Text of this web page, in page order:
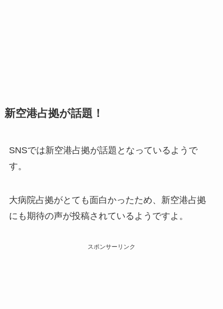
新空港占拠が話題！
SNSでは新空港占拠が話題となっているようで
す。
大病院占拠がとても面白かったため、新空港占拠
にも期待の声が投稿されているようですよ。
スポンサーリンク